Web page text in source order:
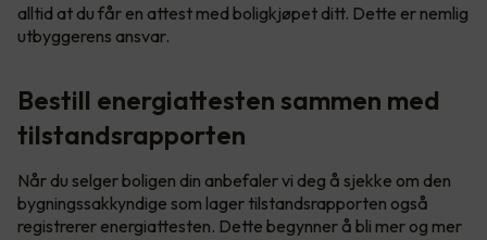
alltid at du får en attest med boligkjøpet ditt. Dette er nemlig
utbyggerens ansvar.
Bestill energiattesten sammen med
tilstandsrapporten
Når du selger boligen din anbefaler vi deg å sjekke om den
bygningssakkyndige som lager tilstandsrapporten også
registrerer energiattesten. Dette begynner å bli mer og mer